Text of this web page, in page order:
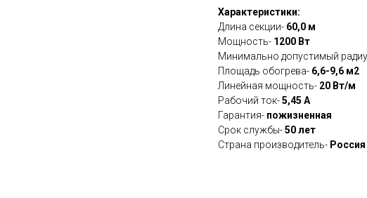
Характеристики:
Длина секции- 60,0 м
Мощность- 1200 Вт
Минимально допустимый
Площадь обогрева- 6,6-9,6 м2
Линейная мощность- 20 Вт/м
Рабочий ток-5,45 А
Гарантия- пожизненная
Срок службы-50 лет
Страна производитель- Россия